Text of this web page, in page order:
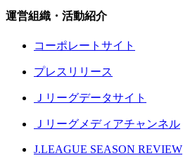
運営組織・活動紹介
コーポレートサイト
プレスリリース
Ｊリーグデータサイト
Ｊリーグメディアチャンネル
J.LEAGUE SEASON REVIEW